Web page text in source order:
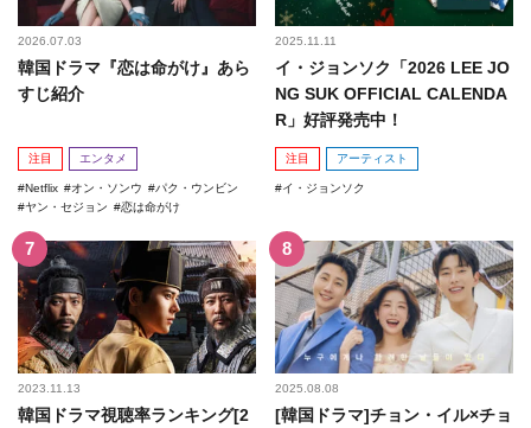
2026.07.03
韓国ドラマ『恋は命がけ』あら
すじ紹介
注目 エンタメ
Netflix オン・ソンウ
パク・ウンビン
ヤン・セジョン
恋は命がけ
2025.11.11
イ・ジョンソク「2026 LEE JO
NG SUK OFFICIAL CALENDA
R」好評発売中！
注目 アーティスト
イ・ジョンソク
2023.11.13
韓国ドラマ視聴率ランキング[2
2025.08.08
[韓国ドラマ]チョン・イル×チョ